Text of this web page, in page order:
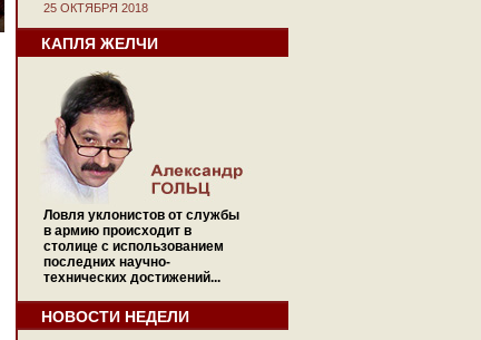
25 ОКТЯБРЯ 2018
КАПЛЯ ЖЕЛЧИ
Ловля уклонистов от службы
в армию происходит в
столице с использованием
последних научно-
технических достижений...
НОВОСТИ НЕДЕЛИ